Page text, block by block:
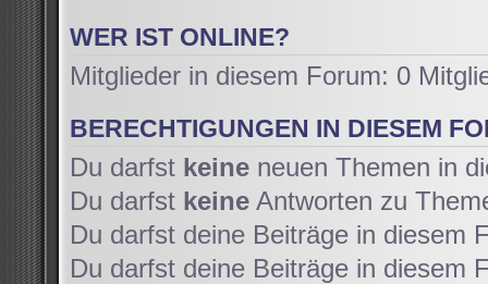
WER IST ONLINE?
Mitglieder in diesem Forum: 0
BERECHTIGUNGEN IN DIESEM
Du darfst keine neuen Themen in
Du darfst keine Antworten zu
Du darfst deine Beiträge in diesem
Du darfst deine Beiträge in diesem